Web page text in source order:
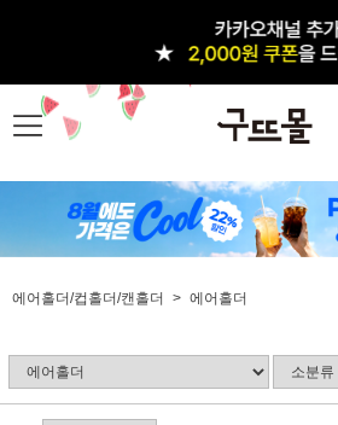
에어홀더/컵홀더/캔홀더 에어홀더